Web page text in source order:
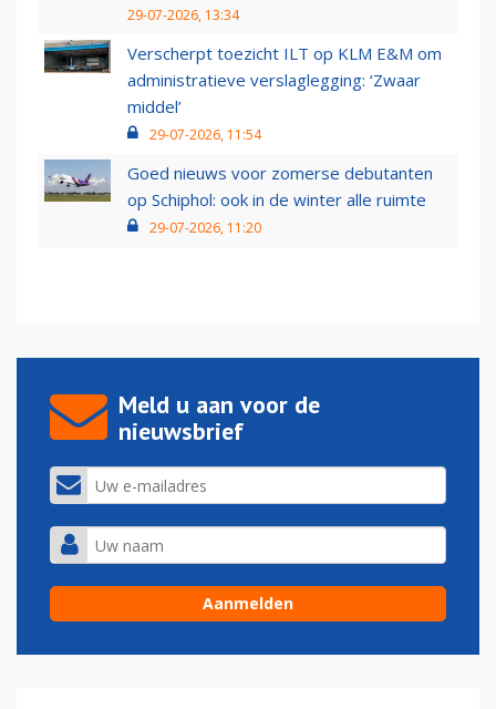
29-07-2026, 13:34
Verscherpt toezicht ILT op KLM E&M om
administratieve verslaglegging: ‘Zwaar
middel’
29-07-2026, 11:54
Goed nieuws voor zomerse debutanten
op Schiphol: ook in de winter alle ruimte
29-07-2026, 11:20
Meld u aan voor de
nieuwsbrief